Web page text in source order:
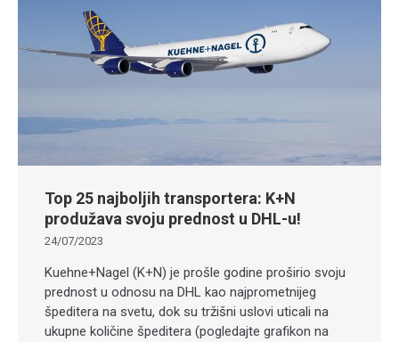
Top 25 najboljih transportera: K+N
produžava svoju prednost u DHL-u!
24/07/2023
Kuehne+Nagel (K+N) je prošle godine proširio svoju
prednost u odnosu na DHL kao najprometnijeg
špeditera na svetu, dok su tržišni uslovi uticali na
ukupne količine špeditera (pogledajte grafikon na